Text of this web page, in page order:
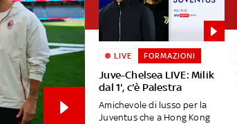
Juve-Chelsea LIVE: Milik
dal 1', c'è Palestra
LIVE FORMAZIONI
Amichevole di lusso per la
Juventus che a Hong Kong